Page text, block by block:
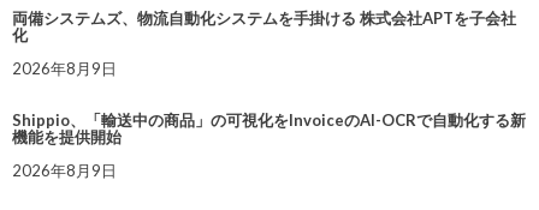
両備システムズ、物流自動化システムを手掛ける 株式会社APTを子会社
化
2026年8月9日
Shippio、「輸送中の商品」の可視化をInvoiceのAI-OCRで自動化する新
機能を提供開始
2026年8月9日